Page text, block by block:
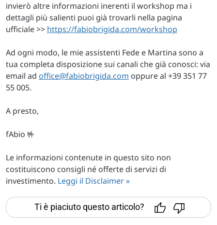
invierò altre informazioni inerenti il workshop ma i
dettagli più salienti puoi già trovarli nella pagina
ufficiale >> https://fabiobrigida.com/workshop
Ad ogni modo, le mie assistenti Fede e Martina sono a
tua completa disposizione sui canali che già conosci: via
email ad office@fabiobrigida.com oppure al +39 351 77
55 005.
A presto,
fAbio 🤟
Le informazioni contenute in questo sito non
costituiscono consigli né offerte di servizi di
investimento. Leggi il Disclaimer »
Ti è piaciuto questo articolo?